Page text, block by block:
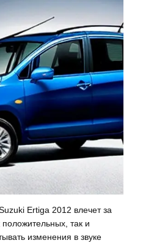
Ertiga 2012 влечет за
так и
изменения в звуке